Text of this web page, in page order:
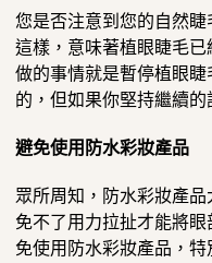
您是否注意到您的自然
這樣，意味著植眼睫毛
做的事情就是暫停植眼
的，但如果你堅持繼續
避免使用防水彩妝產品
眾所周知，防水彩妝產
免不了用力拉扯才能將
免使用防水彩妝產品，